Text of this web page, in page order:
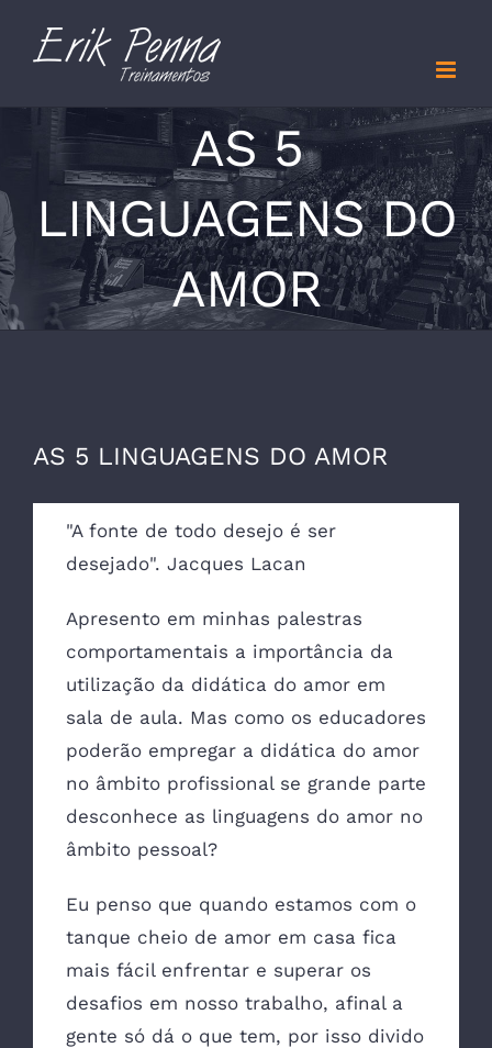
AS 5
LINGUAGENS DO
AMOR
AS 5 LINGUAGENS DO AMOR
"A fonte de todo desejo é ser
desejado". Jacques Lacan
Apresento em minhas palestras
comportamentais a importância da
utilização da didática do amor em
sala de aula. Mas como os educadores
poderão empregar a didática do amor
no âmbito profissional se grande parte
desconhece as linguagens do amor no
âmbito pessoal?
Eu penso que quando estamos com o
tanque cheio de amor em casa fica
mais fácil enfrentar e superar os
desafios em nosso trabalho, afinal a
gente só dá o que tem, por isso divido